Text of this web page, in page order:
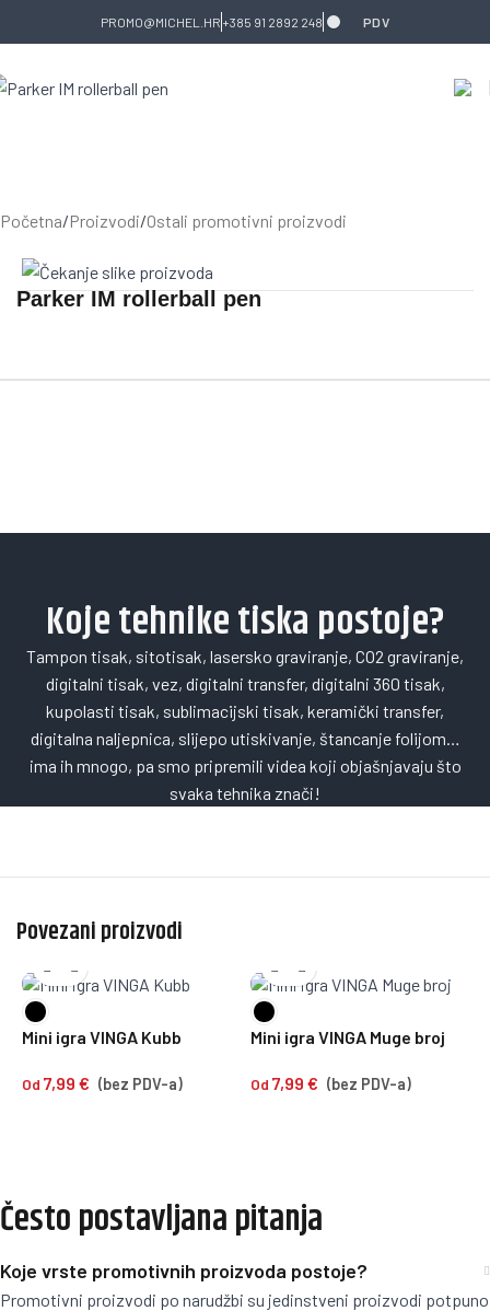
Skip to navigationSkip to main content
PROMO@MICHEL.HR +385 91 2892 248 PDV
Početna/Proizvodi/Ostali promotivni proizvodi
Parker IM rollerball pen
Koje tehnike tiska postoje?
Tampon tisak, sitotisak, lasersko graviranje, CO2 graviranje,
digitalni tisak, vez, digitalni transfer, digitalni 360 tisak,
kupolasti tisak, sublimacijski tisak, keramički transfer,
digitalna naljepnica, slijepo utiskivanje, štancanje folijom…
ima ih mnogo, pa smo pripremili videa koji objašnjavaju što
svaka tehnika znači!
Povezani proizvodi
Mini igra VINGA Kubb
Od 7,99 € (bez PDV-a)
Mini igra VINGA Muge broj
Od 7,99 € (bez PDV-a)
Često postavljana pitanja
Koje vrste promotivnih proizvoda postoje?
Promotivni proizvodi po narudžbi su jedinstveni proizvodi potpuno